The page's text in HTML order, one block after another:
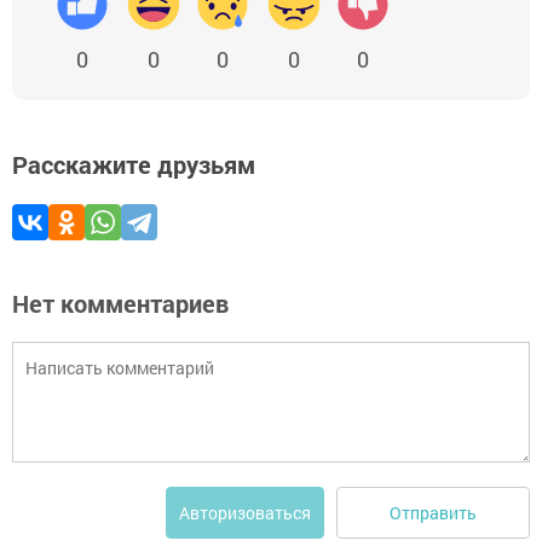
0 0 0 0 0
Расскажите друзьям
Нет комментариев
Авторизоваться Отправить